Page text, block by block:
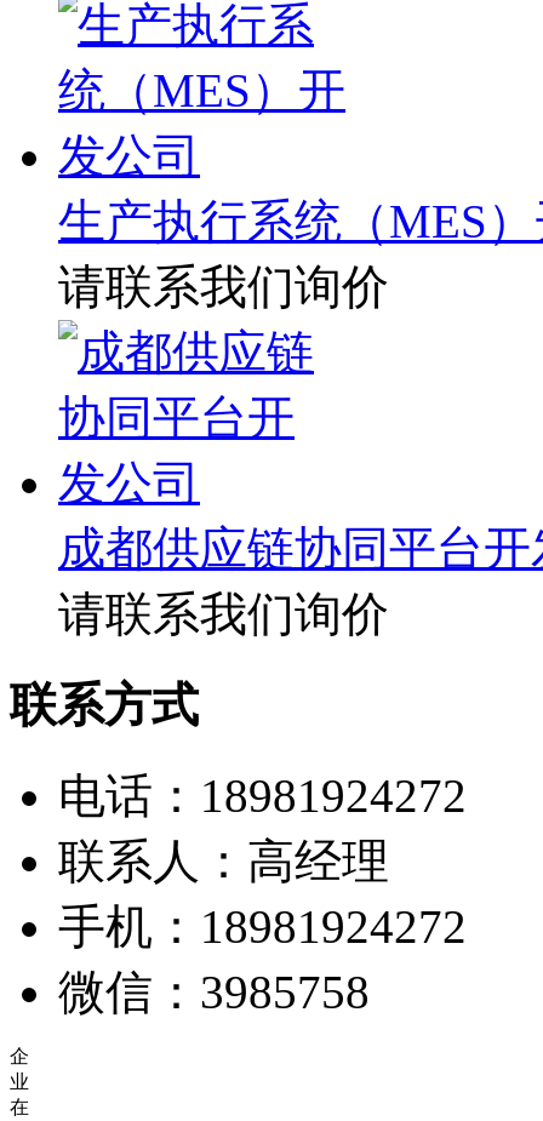
生产执行系统（MES
请联系我们询价
成都供应链协同平台
请联系我们询价
联系方式
电话：18981924272
联系人：高经理
手机：18981924272
微信：3985758
企
业
在